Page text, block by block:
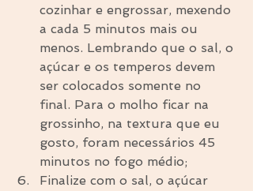
cozinhar e engrossar, mexendo
a cada 5 minutos mais ou
menos. Lembrando que o sal, o
açúcar e os temperos devem
ser colocados somente no
final. Para o molho ficar na
grossinho, na textura que eu
gosto, foram necessários 45
minutos no fogo médio;
Finalize com o sal, o açúcar